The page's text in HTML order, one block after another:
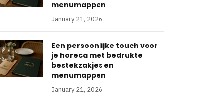
menumappen
January 21, 2026
Een persoonlijke touch voor
je horeca met bedrukte
bestekzakjes en
menumappen
January 21, 2026